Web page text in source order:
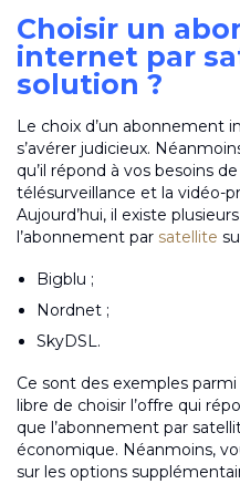
Choisir un
internet par
solution ?
Le choix d’un abonnement
s’avérer judicieux.
qu’il répond à vos besoins
télésurveillance et la vidéo-
Aujourd’hui, il existe
l’abonnement par satellite
Bigblu ;
Nordnet ;
SkyDSL.
Ce sont des exemples
libre de choisir l’offre qui
que l’abonnement par
économique. Néanmoins,
sur les options